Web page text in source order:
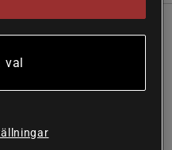
Koppen använder
är framtagen för att ge din
smidigt format där du
val